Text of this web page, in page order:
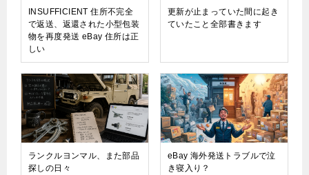
INSUFFICIENT 住所不完全
で返送、返還された小型包装
物を再度発送 eBay 住所は正
しい
更新が止まっていた間に起き
ていたこと全部書きます
ランクルヨンマル、また部品
探しの日々
eBay 海外発送トラブルで泣
き寝入り？